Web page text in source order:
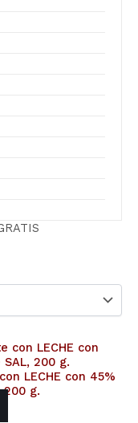
LECHE con 45%
200 g.